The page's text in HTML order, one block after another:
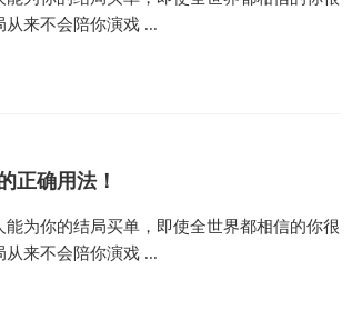
来不会陪你演戏 ...
正确用法！
为你的结局买单，即使全世界都相信的你很
来不会陪你演戏 ...